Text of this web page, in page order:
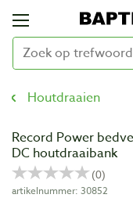
Houtdraaien
Record Power
DC houtdraaibank
artikelnummer: 30852